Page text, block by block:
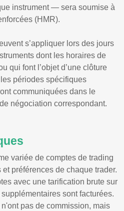
instrument — sera soumise à
(HMR).
s’appliquer lors des jours
dont les horaires de
qui font l’objet d’une clôture
périodes spécifiques
communiquées dans le
négociation correspondant.
variée de comptes de trading
préférences de chaque trader.
avec une tarification brute sur
sont facturées.
pas de commission, mais